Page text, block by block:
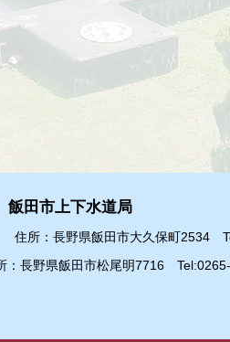
飯田市上下水道局
住所：長野県飯田市大久保町2534
：長野県飯田市松尾明7716